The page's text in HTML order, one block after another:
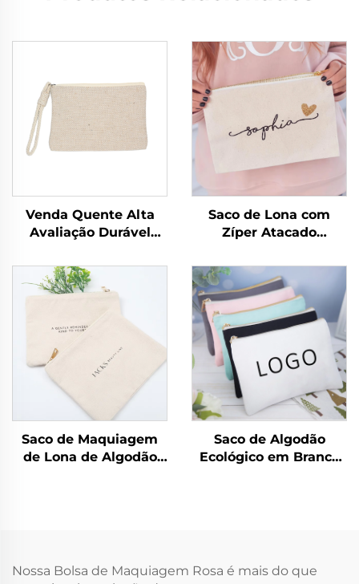
Venda Quente Alta
Avaliação Durável
Maquiagem em Lona
Reciclada com
Padrão de Letras
Promocional Atacado
Cosmético
Saco de Lona com
Zíper Atacado
Maquiagem Saco de
Algodão Saco de
Cosméticos Textura
Dourada Zíper com
Logotipo
Personalizado
Saco de Maquiagem
de Lona de Algodão
Padrão Personalizado
Saco de Algodão
Ecológico em Branco
Cosméticos com
Logotipo
Nossa Bolsa de Maquiagem Rosa é mais do que